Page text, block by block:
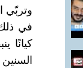
وتربّي
في
كيانًا